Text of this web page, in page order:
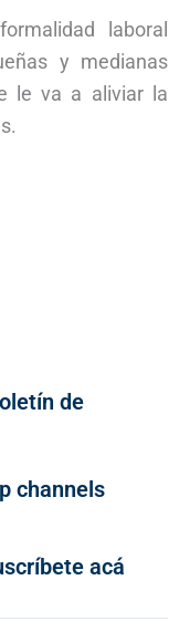
laboral
y medianas
le va a aliviar la
de
channels
acá